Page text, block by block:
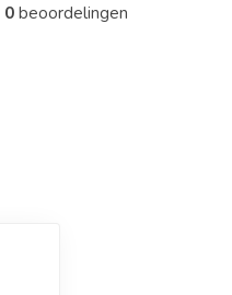
0beoordelingen